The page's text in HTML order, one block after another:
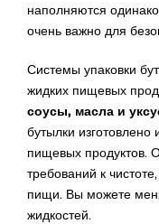
наполняются
очень важно для
Системы упаковки
жидких пищевых
соусы, масла и
бутылки
пищевых продуктов.
требований к
пищи. Вы можете
жидкостей.